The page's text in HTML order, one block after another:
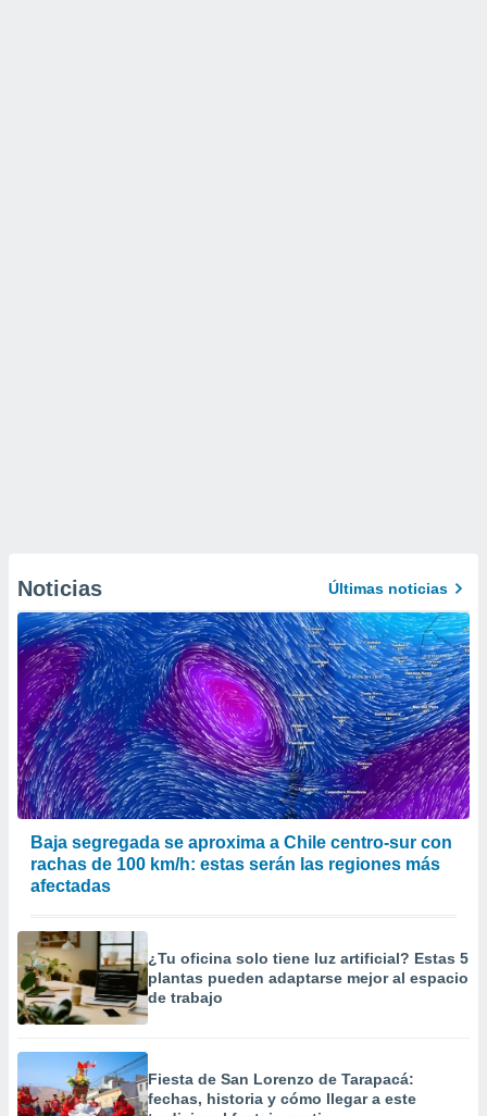
Noticias Últimas noticias
Baja segregada se aproxima a Chile centro-sur con
rachas de 100 km/h: estas serán las regiones más
afectadas
¿Tu oficina solo tiene luz artificial? Estas 5
plantas pueden adaptarse mejor al espacio
de trabajo
Fiesta de San Lorenzo de Tarapacá:
fechas, historia y cómo llegar a este